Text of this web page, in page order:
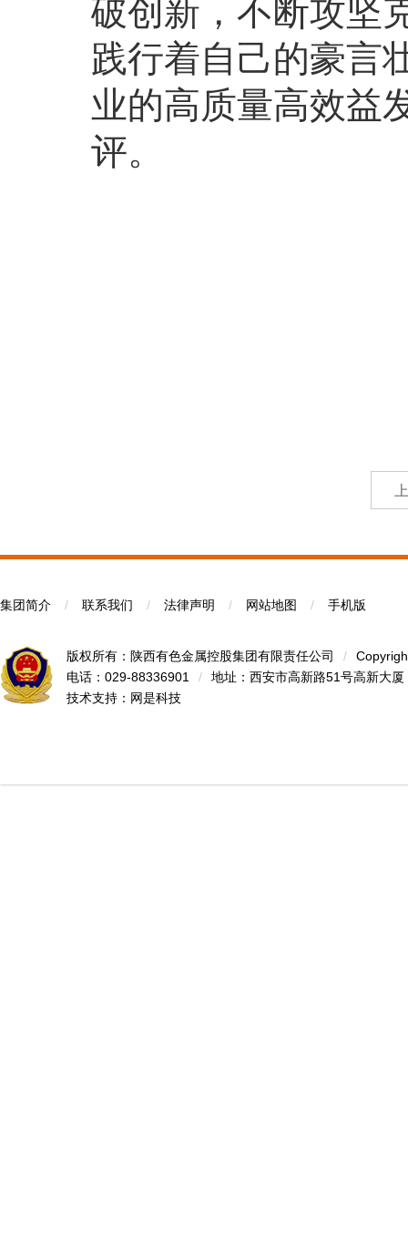
破创新，不断攻坚
践行着自己的豪言
业的高质量高效益
评。
集团简介 / 联系我们 / 法律声明 / 网站地图 / 手机版
版权所有：陕西有色金属控股集团有限责任公司 /
电话：029-88336901
/
地址：西安市高新路51号高新大厦
技术支持： 网是科技